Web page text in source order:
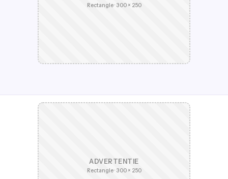
Rectangle · 300 × 250
ADVERTENTIE
Rectangle · 300 × 250